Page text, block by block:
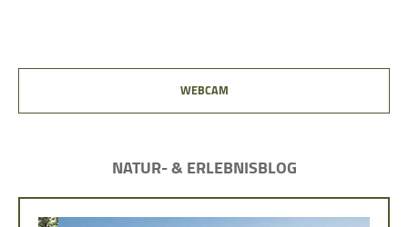
WEBCAM
NATUR- & ERLEBNISBLOG